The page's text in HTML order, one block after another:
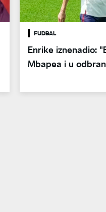
FUDBAL
Enrike iznenadio:
Mbapea i u